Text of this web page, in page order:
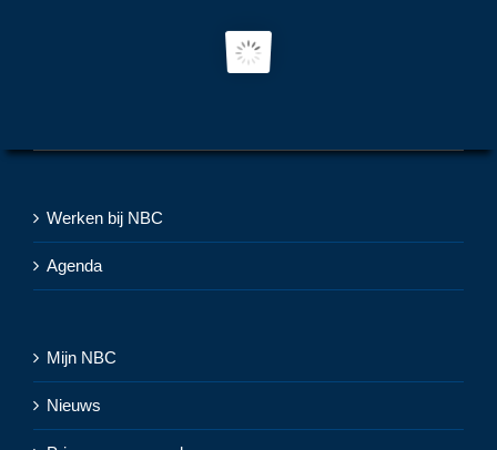
Werken bij NBC
Agenda
Mijn NBC
Nieuws